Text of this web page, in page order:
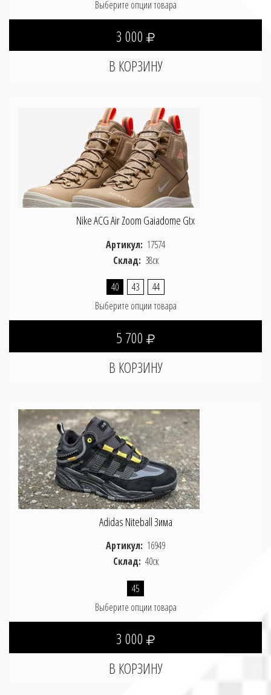
Выберите опции товара
3 000
Nike ACG Air Zoom Gaiadome Gtx
Артикул: 17574
Склад: 38ск
40 43
44
Выберите опции товара
5 700
Adidas Niteball Зима
Артикул: 16949
Склад: 40ск
45
Выберите опции товара
3 000